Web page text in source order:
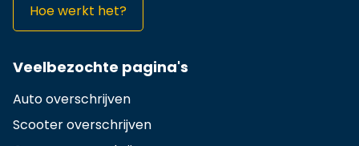
Hoe werkt het?
Veelbezochte pagina's
Auto overschrijven
Scooter overschrijven